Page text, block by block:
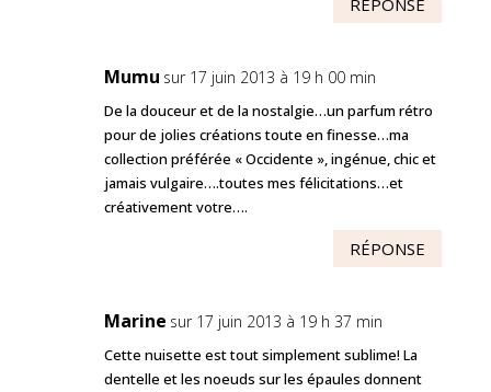
Mumu sur 17 juin 2013 à 19 h 00 min
De la douceur et de la nostalgie…un parfum rétro
pour de jolies créations toute en finesse…ma
collection préférée « Occidente », ingénue, chic et
jamais vulgaire….toutes mes félicitations…et
créativement votre….
RÉPONSE
Marine sur 17 juin 2013 à 19 h 37 min
Cette nuisette est tout simplement sublime! La
dentelle et les noeuds sur les épaules donnent